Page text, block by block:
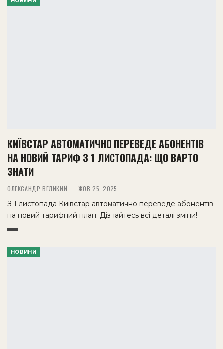
КИЇВСТАР АВТОМАТИЧНО ПЕРЕВЕДЕ АБОНЕНТІВ
НА НОВИЙ ТАРИФ З 1 ЛИСТОПАДА: ЩО ВАРТО
ЗНАТИ
ЖОВ 25, 2025
З 1 листопада Київстар автоматично переведе абонентів
на новий тарифний план. Дізнайтесь всі деталі зміни!
НОВИНИ